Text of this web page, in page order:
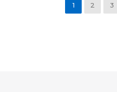
1 2 3